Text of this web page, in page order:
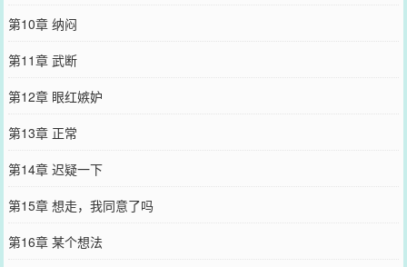
第10章 纳闷
第11章 武断
第12章 眼红嫉妒
第13章 正常
第14章 迟疑一下
第15章 想走，我同意了吗
第16章 某个想法